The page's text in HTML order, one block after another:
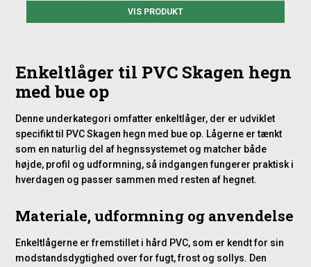
VIS PRODUKT
Enkeltlåger til PVC Skagen hegn
med bue op
Denne underkategori omfatter enkeltlåger, der er udviklet
specifikt til PVC Skagen hegn med bue op. Lågerne er tænkt
som en naturlig del af hegnssystemet og matcher både
højde, profil og udformning, så indgangen fungerer praktisk i
hverdagen og passer sammen med resten af hegnet.
Materiale, udformning og anvendelse
Enkeltlågerne er fremstillet i hård PVC, som er kendt for sin
modstandsdygtighed over for fugt, frost og sollys. Den